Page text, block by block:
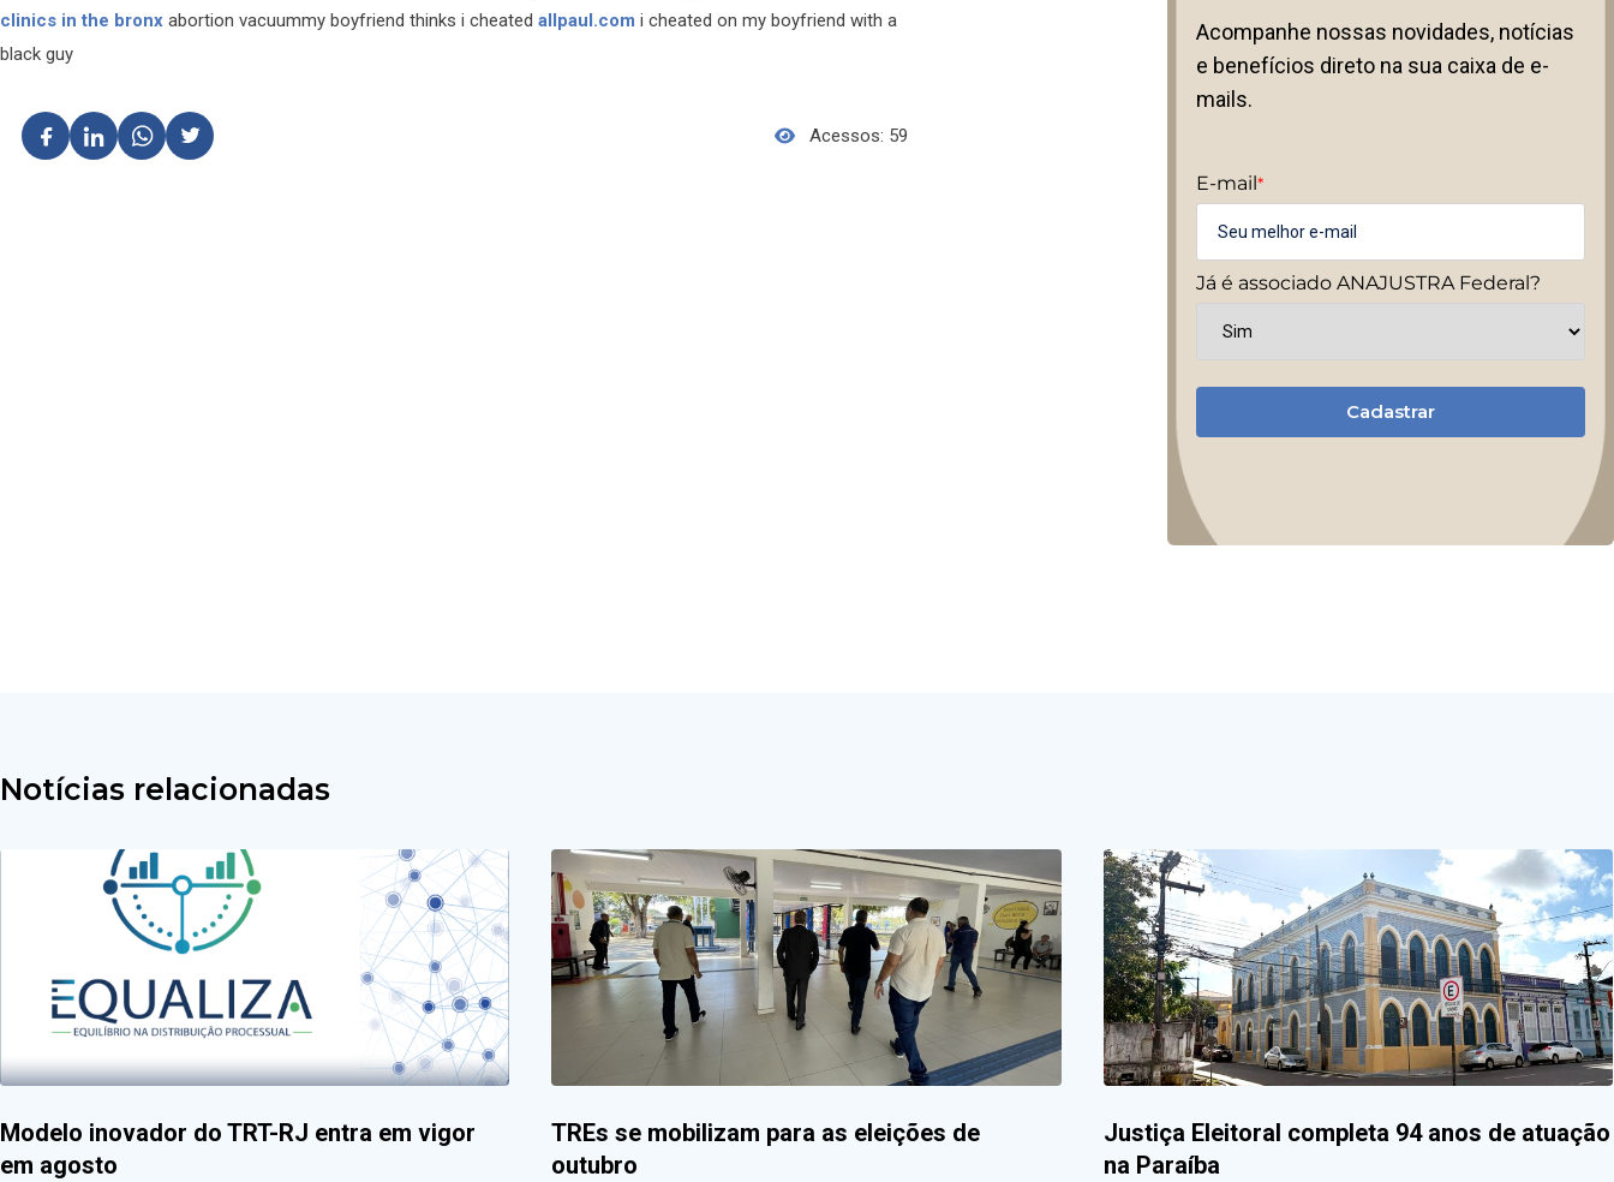
clinics in the bronx abortion vacuummy boyfriend thinks i cheated allpaul.com i cheated on my boyfriend with a
black guy
Acessos: 59
Acompanhe nossas novidades, notícias
e benefícios direto na sua caixa de e-
mails.
E-mail *
Já é associado ANAJUSTRA Federal?
Cadastrar
Notícias relacionadas
Modelo inovador do TRT-RJ entra em vigor
em agosto
TREs se mobilizam para as eleições de
outubro
Justiça Eleitoral completa 94 anos de atuação
na Paraíba